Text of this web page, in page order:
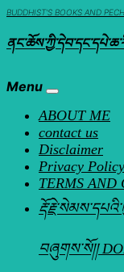
Skip
content
BUDDHIST'S BOOKS AND
Menu
ABOUT ME
contact us
Disclaimer
Privacy Policy
TERMS AND
བཞུགས་སོ།།